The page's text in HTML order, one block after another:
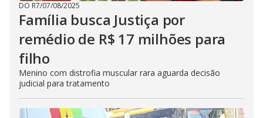
DO R7/07/08/2025
Família busca Justiça por
remédio de R$ 17 milhões para
filho
Menino com distrofia muscular rara aguarda decisão
judicial para tratamento